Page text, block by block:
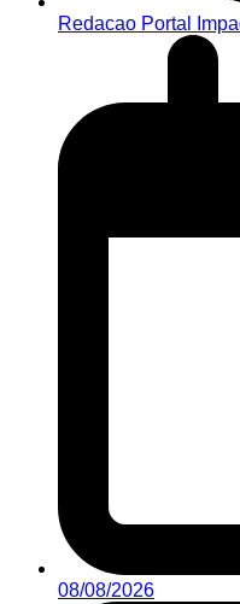
Redacao Portal
08/08/2026